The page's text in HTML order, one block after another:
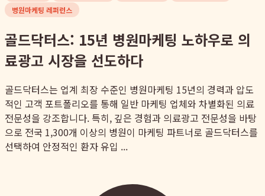
병원마케팅 레퍼런스
골드닥터스: 15년 병원마케팅 노하우로 의
료광고 시장을 선도하다
골드닥터스는 업계 최장 수준인 병원마케팅 15년의 경력과 압도
적인 고객 포트폴리오를 통해 일반 마케팅 업체와 차별화된 의료
전문성을 강조합니다. 특히, 깊은 경험과 의료광고 전문성을 바탕
으로 전국 1,300개 이상의 병원이 마케팅 파트너로 골드닥터스를
선택하여 안정적인 환자 유입 ...